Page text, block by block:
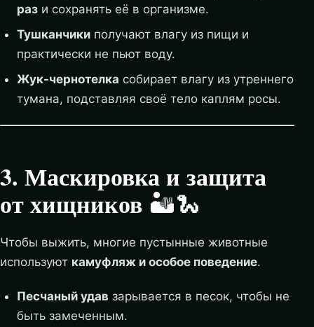
рази сохранять её в организме.
Тушканчикиполучают влагу из пищи и
практически не пьют воду.
Жук-чернотелка собирает влагу из утреннего
тумана, подставляя своё тело каплям росы.
3. Маскировка и защита
от хищников 🏜️🐍
Чтобы выжить, многие пустынные животные
используют камуфляж и особое поведение.
Песчаный удавзарывается в песок, чтобы не
быть замеченным.